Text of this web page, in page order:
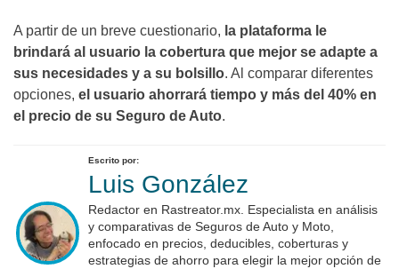
A partir de un breve cuestionario, la plataforma le
brindará al usuario la cobertura que mejor se adapte a
sus necesidades y a su bolsillo. Al comparar diferentes
opciones, el usuario ahorrará tiempo y más del 40% en
el precio de su Seguro de Auto.
Escrito por:
Luis González
Redactor en Rastreator.mx. Especialista en análisis
y comparativas de Seguros de Auto y Moto,
enfocado en precios, deducibles, coberturas y
estrategias de ahorro para elegir la mejor opción de